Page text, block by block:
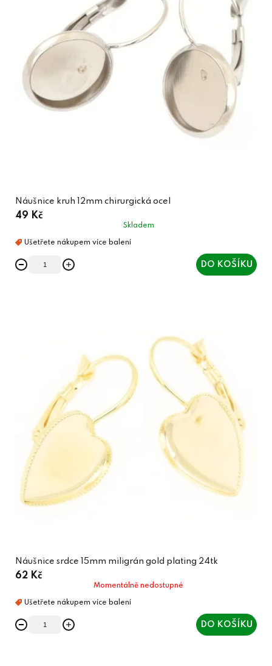
Náušnice kruh 12mm chirurgická ocel
49 Kč
Skladem
DO KOŠÍKU
Náušnice srdce 15mm miligrán gold plating 24tk
62 Kč
Momentálně nedostupné
DO KOŠÍKU